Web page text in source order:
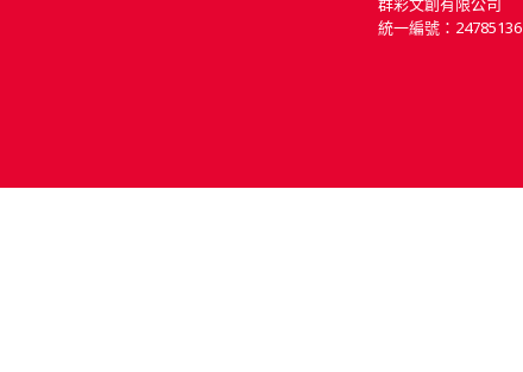
統一編號：24785136